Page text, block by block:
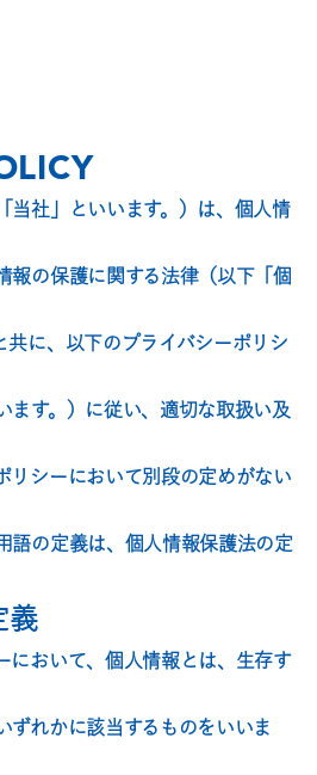
当社」といいます。）は、個人情
報の保護に関する法律（以下「個
共に、以下のプライバシーポリシ
ます。）に従い、適切な取扱い及
リシーにおいて別段の定めがない
語の定義は、個人情報保護法の定
義
において、個人情報とは、生存す
ずれかに該当するものをいいま